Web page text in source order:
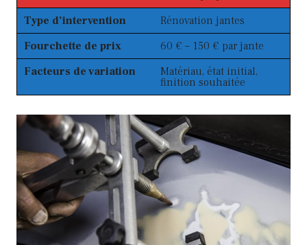
Type d’intervention
Rénovation jantes
Fourchette de prix
60 € – 150 € par jante
Facteurs de variation
Matériau, état initial,
finition souhaitée